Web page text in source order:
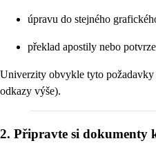
úpravu do stejného
překlad apostily nebo
Univerzity obvykle tyto
odkazy výše).
2. Připravte si dokumenty